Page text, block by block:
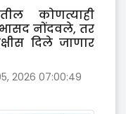
कोणत्याही
नोंदवले, तर
दिले जाणार
2026 07:00:49